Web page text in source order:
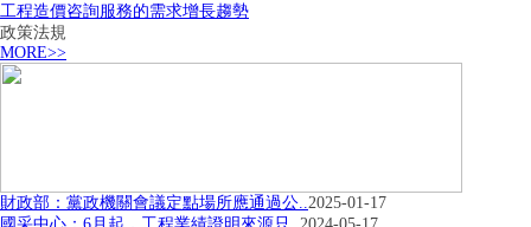
工程造價咨詢服務的需求增長趨勢
政策法規
MORE>>
財政部：黨政機關會議定點場所應通過公.. 2025-01-17
國采中心：6月起，工程業績證明來源只.. 2024-05-17